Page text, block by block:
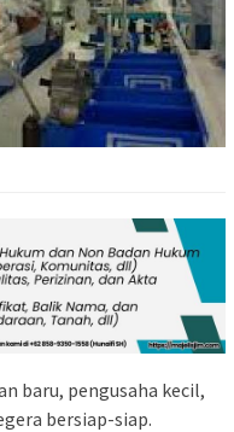
baru, pengusaha kecil,
bersiap-siap.